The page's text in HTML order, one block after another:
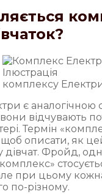
Ілюстрація
комплексу
є аналогічною
відчувають
Термін
щоб описати, як
дівчат. Фройд,
при цьому
по-різному.